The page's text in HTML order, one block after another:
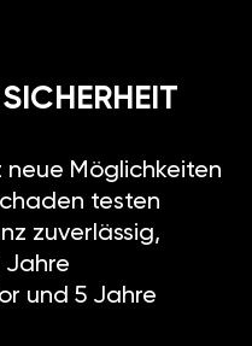
Möglichkeiten
testen
zuverlässig,
Jahre
und 5 Jahre